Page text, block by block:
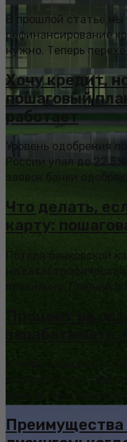
В прошлой статье мы
рефинансирование
нужно. Теперь
Хочу кредит,
пошаговый
работает
Уровень одобрения
России упал до
заявок банки
Что делать,
карту:
Потеря банковской
не
правильно. Главная
Преимущества